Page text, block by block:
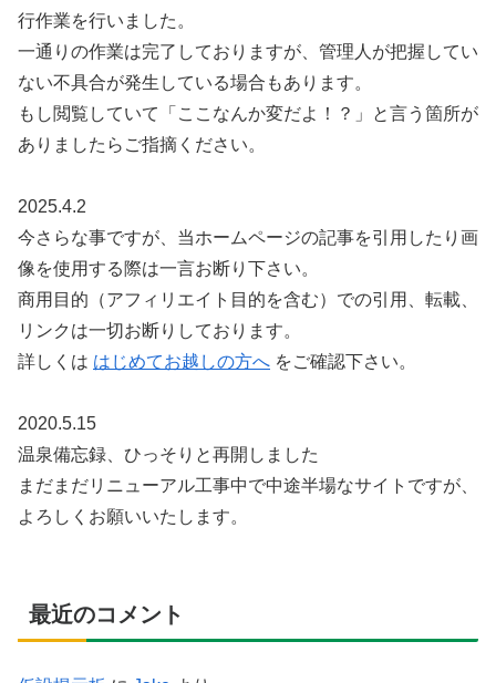
行作業を行いました。
一通りの作業は完了しておりますが、管理人が把握してい
ない不具合が発生している場合もあります。
もし閲覧していて「ここなんか変だよ！？」と言う箇所が
ありましたらご指摘ください。
2025.4.2
今さらな事ですが、当ホームページの記事を引用したり画
像を使用する際は一言お断り下さい。
商用目的（アフィリエイト目的を含む）での引用、転載、
リンクは一切お断りしております。
詳しくは はじめてお越しの方へ をご確認下さい。
2020.5.15
温泉備忘録、ひっそりと再開しました
まだまだリニューアル工事中で中途半場なサイトですが、
よろしくお願いいたします。
最近のコメント